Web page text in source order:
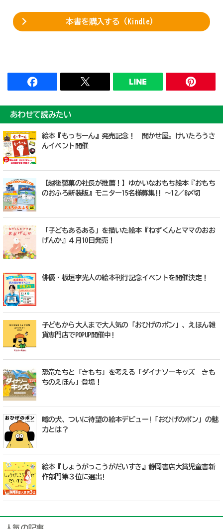
本書を購入する（Kindle）
あわせて読みたい
絵本『もっちーん』発売記念！ 聞かせ屋。けいたろうさ
んイベント開催
【越後製菓の社長が推薦！】ゆかいなおもち絵本『おもち
のおふろ新装版』モニター15名様募集!! ～12／8〆切
「子どもあるある」を描いた絵本『ねずくんとママのおお
げんか』４月10日発売！
俳優・板垣李光人の絵本刊行記念イベントを開催決定！
子どもから大人まで大人気の「おひげのポン」、えほん雑
貨専門店でPOPUP開催中!
恐竜たちと「きもち」を考える「ダイナソーキッズ きも
ちのえほん」登場！
噂の犬、ついに待望の絵本デビュー!「おひげのポン」の魅
力とは？
絵本『しょうがっこうがだいすき』静岡書店大賞児童書新
作部門第３位に選出!